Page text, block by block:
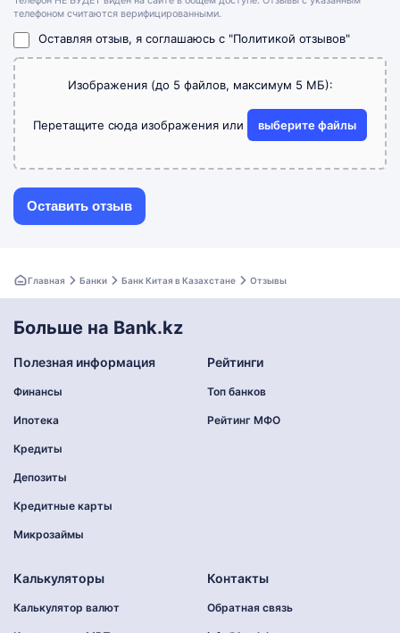
телефоном считаются верифицированными.
Оставляя отзыв, я соглашаюсь с "Политикой отзывов"
Изображения (до 5 файлов, максимум 5 МБ):
Перетащите сюда изображения или выберите файлы
Главная Банки Банк Китая в Казахстане Отзывы
Больше на Bank.kz
Полезная информация
Финансы
Ипотека
Кредиты
Депозиты
Кредитные карты
Микрозаймы
Рейтинги
Топ банков
Рейтинг МФО
Калькуляторы
Калькулятор валют
Контакты
Обратная связь